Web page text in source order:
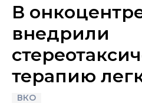
В
внедрили
терапию
ВКО